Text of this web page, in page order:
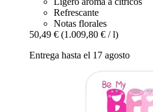
Refrescante
Notas florales
50,49 € (1.009,80 € / l)
Entrega hasta el 17 agosto